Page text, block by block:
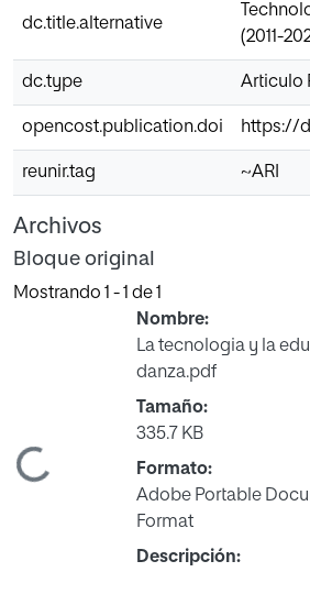
dc.title.alternative
(2011-
dc.type Articulo
opencost.publication.doi https://
reunir.tag ~ARI
Archivos
Bloque original
Mostrando 1 - 1 de 1
Nombre:
La tecnologia y la
danza.pdf
Tamaño:
335.7 KB
Formato:
Adobe Portable
Format
Descripción: